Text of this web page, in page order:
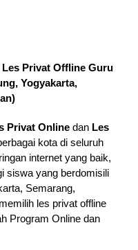
Privat Offline Guru
Yogyakarta,
)
Privat Online dan Les
kota di seluruh
internet yang baik,
siswa yang berdomisili
Semarang,
les privat offline
Program Online dan